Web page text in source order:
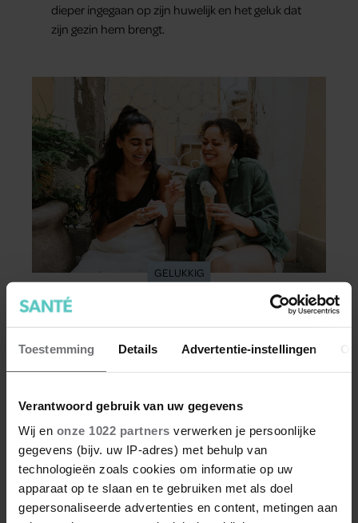
Toestemming Details Advertentie-instellingen
Verantwoord gebruik van uw gegevens
Wij en onze 1022 partners verwerken je persoonlijke
gegevens (bijv. uw IP-adres) met behulp van
technologieën zoals cookies om informatie op uw
apparaat op te slaan en te gebruiken met als doel
gepersonaliseerde advertenties en content, metingen aan
dieper ingegaan op zijn huwelijk en het geluk dat
zijn gezin hem brengt.
GELUKKIG
Hoe ongezond zijn ijsjes?
Waterijsjes, softijs, roomijs: het ene ijsje is
gezonder dan het andere. Voor welk ijs moet je
Meer van Santé